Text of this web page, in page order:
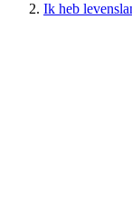
Ik heb